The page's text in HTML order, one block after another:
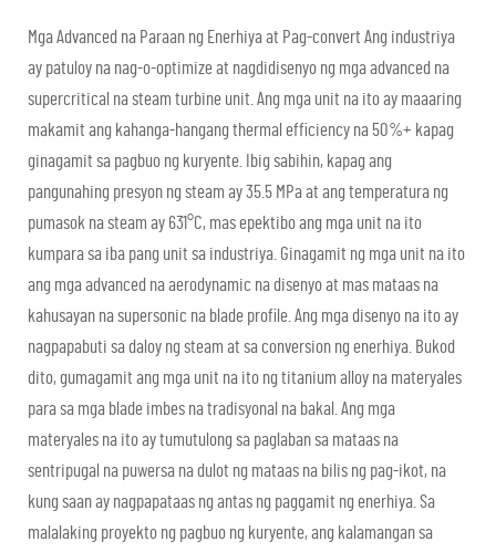
Mga Advanced na Paraan ng Enerhiya at Pag-convert Ang industriya
ay patuloy na nag-o-optimize at nagdidisenyo ng mga advanced na
supercritical na steam turbine unit. Ang mga unit na ito ay maaaring
makamit ang kahanga-hangang thermal efficiency na 50%+ kapag
ginagamit sa pagbuo ng kuryente. Ibig sabihin, kapag ang
pangunahing presyon ng steam ay 35.5 MPa at ang temperatura ng
pumasok na steam ay 631°C, mas epektibo ang mga unit na ito
kumpara sa iba pang unit sa industriya. Ginagamit ng mga unit na ito
ang mga advanced na aerodynamic na disenyo at mas mataas na
kahusayan na supersonic na blade profile. Ang mga disenyo na ito ay
nagpapabuti sa daloy ng steam at sa conversion ng enerhiya. Bukod
dito, gumagamit ang mga unit na ito ng titanium alloy na materyales
para sa mga blade imbes na tradisyonal na bakal. Ang mga
materyales na ito ay tumutulong sa paglaban sa mataas na
sentripugal na puwersa na dulot ng mataas na bilis ng pag-ikot, na
kung saan ay nagpapataas ng antas ng paggamit ng enerhiya. Sa
malalaking proyekto ng pagbuo ng kuryente, ang kalamangan sa